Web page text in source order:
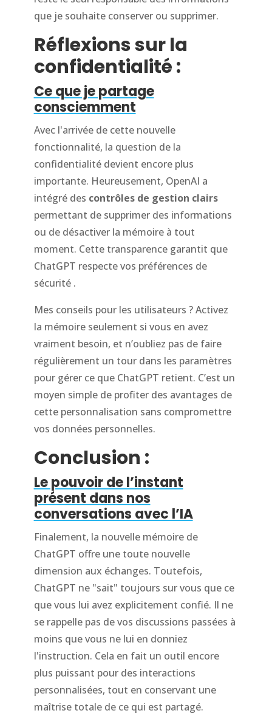
que je souhaite conserver ou supprimer.
Réflexions sur la
confidentialité :
Ce que je partage
consciemment
Avec l'arrivée de cette nouvelle
fonctionnalité, la question de la
confidentialité devient encore plus
importante. Heureusement, OpenAI a
intégré des contrôles de gestion clairs
permettant de supprimer des informations
ou de désactiver la mémoire à tout
moment. Cette transparence garantit que
ChatGPT respecte vos préférences de
sécurité .
Mes conseils pour les utilisateurs ? Activez
la mémoire seulement si vous en avez
vraiment besoin, et n’oubliez pas de faire
régulièrement un tour dans les paramètres
pour gérer ce que ChatGPT retient. C’est un
moyen simple de profiter des avantages de
cette personnalisation sans compromettre
vos données personnelles.
Conclusion :
Le pouvoir de l’instant
présent dans nos
conversations avec l’IA
Finalement, la nouvelle mémoire de
ChatGPT offre une toute nouvelle
dimension aux échanges. Toutefois,
ChatGPT ne "sait" toujours sur vous que ce
que vous lui avez explicitement confié. Il ne
se rappelle pas de vos discussions passées à
moins que vous ne lui en donniez
l'instruction. Cela en fait un outil encore
plus puissant pour des interactions
personnalisées, tout en conservant une
maîtrise totale de ce qui est partagé.